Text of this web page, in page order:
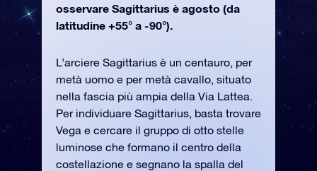
osservare Sagittarius è agosto (da
latitudine +55° a -90°).
L’arciere Sagittarius è un centauro, per
metà uomo e per metà cavallo, situato
nella fascia più ampia della Via Lattea.
Per individuare Sagittarius, basta trovare
Vega e cercare il gruppo di otto stelle
luminose che formano il centro della
costellazione e segnano la spalla del